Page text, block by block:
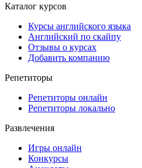
Каталог курсов
Курсы английского языка
Английский по скайпу
Отзывы о курсах
Добавить компанию
Репетиторы
Репетиторы онлайн
Репетиторы локально
Развлечения
Игры онлайн
Конкурсы